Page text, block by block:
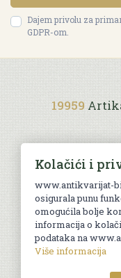
Dajem privolu za
GDPR-om.
19959
© Sva prava
Kolačići i
www.antikvarijat-
osigurala punu
omogućila bolje
informacija o
podataka na
Više informacija